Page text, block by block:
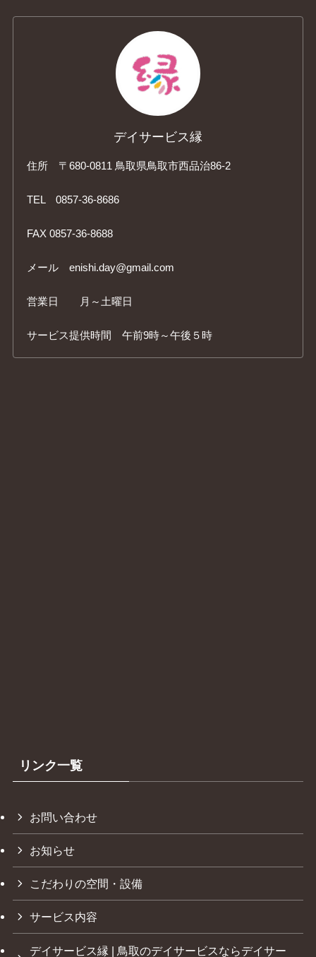
デイサービス縁
住所 〒680-0811 鳥取県鳥取市西品治86-2
TEL 0857-36-8686
FAX 0857-36-8688
メール enishi.day@gmail.com
営業日 月～土曜日
サービス提供時間 午前9時～午後５時
リンク一覧
お問い合わせ
お知らせ
こだわりの空間・設備
サービス内容
デイサービス縁 | 鳥取のデイサービスならデイサー